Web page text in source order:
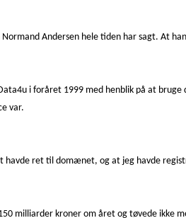
Andersen hele tiden har sagt. At
i foråret 1999 med henblik på at
var.
havde ret til domænet, og at jeg havde
milliarder kroner om året og tøvede ikke